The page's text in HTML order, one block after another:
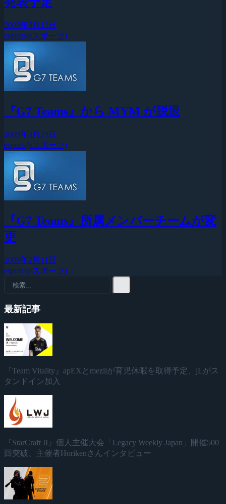
2009年9月13日
esports(eスポーツ)
『G7 Teams』から MYM が脱退
2009年3月29日
esports(eスポーツ)
『G7 Teams』所属メンバーチームが変
更
2009年2月11日
esports(eスポーツ)
最新記事
『Team Vitality』apEXとmeziiが育児休暇を取得予定、jLがス
タンドイン加入
『StarCraft II』個人主催大会「Legacy Weekly Japan」開催500
回突破、主催者Horikenさんインタビュー